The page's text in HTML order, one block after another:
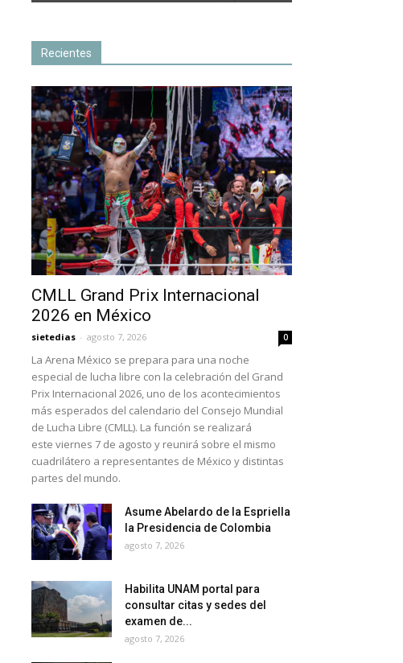
Recientes
CMLL Grand Prix Internacional
2026 en México
sietedias - agosto 7, 2026 0
La Arena México se prepara para una noche
especial de lucha libre con la celebración del Grand
Prix Internacional 2026, uno de los acontecimientos
más esperados del calendario del Consejo Mundial
de Lucha Libre (CMLL). La función se realizará
este viernes 7 de agosto y reunirá sobre el mismo
cuadrilátero a representantes de México y distintas
partes del mundo.
Asume Abelardo de la Espriella
la Presidencia de Colombia
agosto 7, 2026
Habilita UNAM portal para
consultar citas y sedes del
examen de...
agosto 7, 2026